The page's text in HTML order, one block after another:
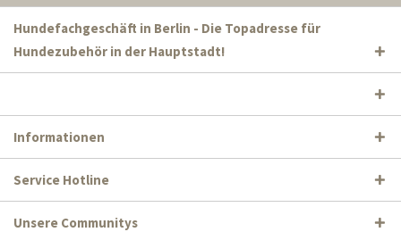
Hundefachgeschäft in Berlin - Die Topadresse für
Hundezubehör in der Hauptstadt!
Informationen
Service Hotline
Unsere Communitys